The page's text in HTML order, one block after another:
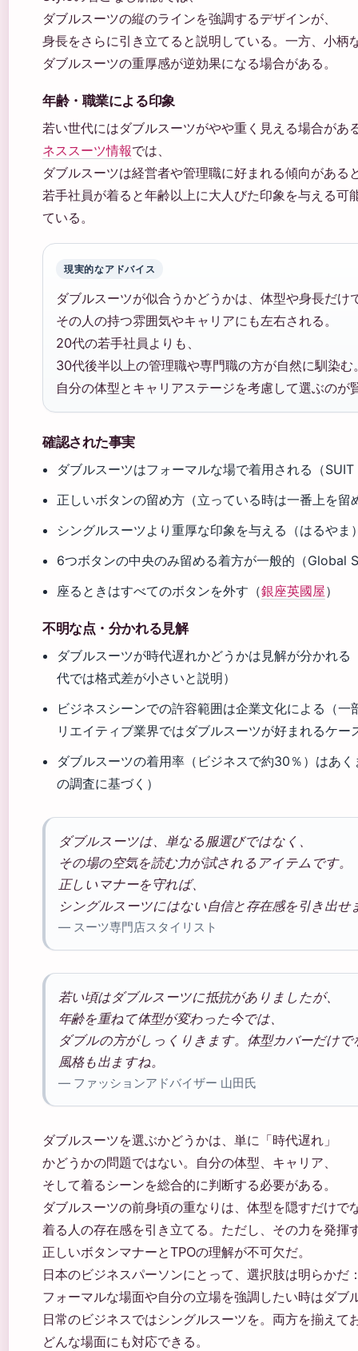
ダブルスーツの縦のラインを強調するデザインが、
身長をさらに引き立てると説明している。一方、小柄
ダブルスーツの重厚感が逆効果になる場合がある。
年齢・職業による印象
若い世代にはダブルスーツがやや重く見える場合があ
ネススーツ情報では、
ダブルスーツは経営者や管理職に好まれる傾向がある
若手社員が着ると年齢以上に大人びた印象を与える可
ている。
現実的なアドバイス
ダブルスーツが似合うかどうかは、体型や身長だけ
その人の持つ雰囲気やキャリアにも左右される。
20代の若手社員よりも、
30代後半以上の管理職や専門職の方が自然に馴染む
自分の体型とキャリアステージを考慮して選ぶのが
確認された事実
ダブルスーツはフォーマルな場で着用される（
正しいボタンの留め方（立っている時は一番上を留
シングルスーツより重厚な印象を与える（はるやま
6つボタンの中央のみ留める着方が一般的（Global
座るときはすべてのボタンを外す（銀座英國屋）
不明な点・分かれる見解
ダブルスーツが時代遅れかどうかは見解が分かれる
代では格式差が小さいと説明）
ビジネスシーンでの許容範囲は企業文化による（一
リエイティブ業界ではダブルスーツが好まれるケー
ダブルスーツの着用率（ビジネスで約30％）はあ
の調査に基づく）
ダブルスーツは、単なる服選びではなく、
その場の空気を読む力が試されるアイテムです。
正しいマナーを守れば、
シングルスーツにはない自信と存在感を引き出せ
— スーツ専門店スタイリスト
若い頃はダブルスーツに抵抗がありましたが、
年齢を重ねて体型が変わった今では、
ダブルの方がしっくりきます。体型カバーだけで
風格も出ますね。
— ファッションアドバイザー 山田氏
ダブルスーツを選ぶかどうかは、単に「時代遅れ」
かどうかの問題ではない。自分の体型、キャリア、
そして着るシーンを総合的に判断する必要がある。
ダブルスーツの前身頃の重なりは、体型を隠すだけで
着る人の存在感を引き立てる。ただし、その力を発揮
正しいボタンマナーとTPOの理解が不可欠だ。
日本のビジネスパーソンにとって、選択肢は明らかだ
フォーマルな場面や自分の立場を強調したい時はダブ
日常のビジネスではシングルスーツを。両方を揃えて
どんな場面にも対応できる。